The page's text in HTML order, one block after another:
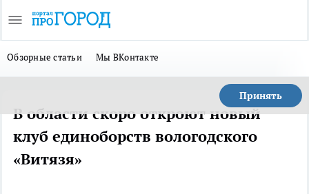
Обзорные статьи Мы ВКонтакте
Принять
В области скоро откроют новый
клуб единоборств вологодского
«Витязя»